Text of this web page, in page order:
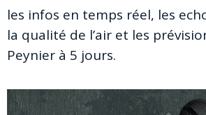
les infos en temps réel, les
la qualité de l’air et les
Peynier à 5 jours.